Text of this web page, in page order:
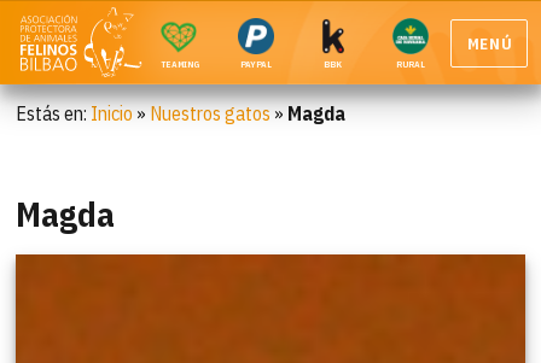
TEAMING PAYPAL BBK RURAL
MENÚ
Estás en: Inicio » Nuestros gatos » Magda
Magda